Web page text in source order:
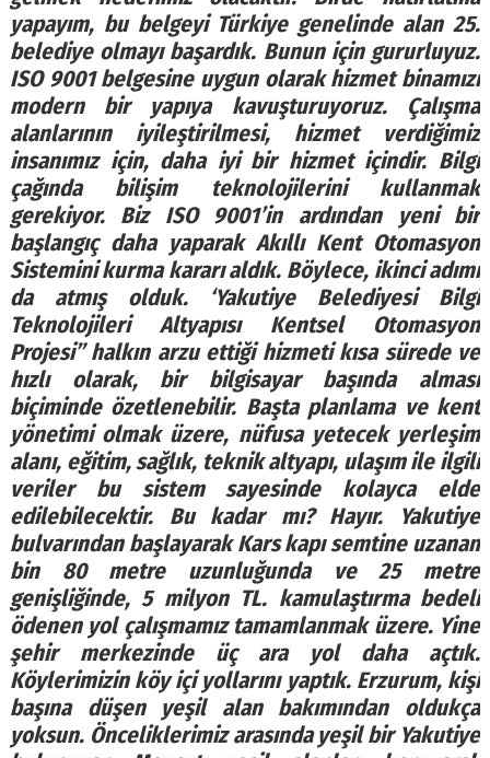
yapayım, bu belgeyi Türkiye genelinde alan 25.
belediye olmayı başardık. Bunun için gururluyuz.
ISO 9001 belgesine uygun olarak hizmet binamızı
modern bir yapıya kavuşturuyoruz. Çalışma
alanlarının iyileştirilmesi, hizmet verdiğimiz
insanımız için, daha iyi bir hizmet içindir. Bilgi
çağında bilişim teknolojilerini kullanmak
gerekiyor. Biz ISO 9001’in ardından yeni bir
başlangıç daha yaparak Akıllı Kent Otomasyon
Sistemini kurma kararı aldık. Böylece, ikinci adımı
da atmış olduk. ‘Yakutiye Belediyesi Bilgi
Teknolojileri Altyapısı Kentsel Otomasyon
Projesi” halkın arzu ettiği hizmeti kısa sürede ve
hızlı olarak, bir bilgisayar başında alması
biçiminde özetlenebilir. Başta planlama ve kent
yönetimi olmak üzere, nüfusa yetecek yerleşim
alanı, eğitim, sağlık, teknik altyapı, ulaşım ile ilgili
veriler bu sistem sayesinde kolayca elde
edilebilecektir. Bu kadar mı? Hayır. Yakutiye
bulvarından başlayarak Kars kapı semtine uzanan
bin 80 metre uzunluğunda ve 25 metre
genişliğinde, 5 milyon TL. kamulaştırma bedeli
ödenen yol çalışmamız tamamlanmak üzere. Yine
şehir merkezinde üç ara yol daha açtık.
Köylerimizin köy içi yollarını yaptık. Erzurum, kişi
başına düşen yeşil alan bakımından oldukça
yoksun. Önceliklerimiz arasında yeşil bir Yakutiye